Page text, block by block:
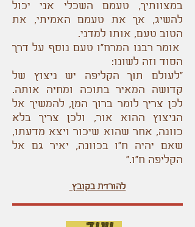
במצוותיך, טעמם השכלי אני יכול
להשיג, אך את טעמם האמיתי, את
הטוב טעם, אותו למדני.
אומר רבנו המרח"ו טעם נוסף על דרך
הסוד וזה לשונו:
"לעולם תוך הקליפה יש ניצוץ של
קדושה המאיר בתוכה ומחיה אותה.
לכן צריך לומר ברוך המן, להמשיך אל
הניצוץ ההוא אור, ולכן צריך בלא
כוונה, אחר שהוא שיכור ויצא מדעתו,
שאם יהיה ח"ו בכוונה, יאיר גם אל
הקליפה ח"ו."
להורדת בקובץ